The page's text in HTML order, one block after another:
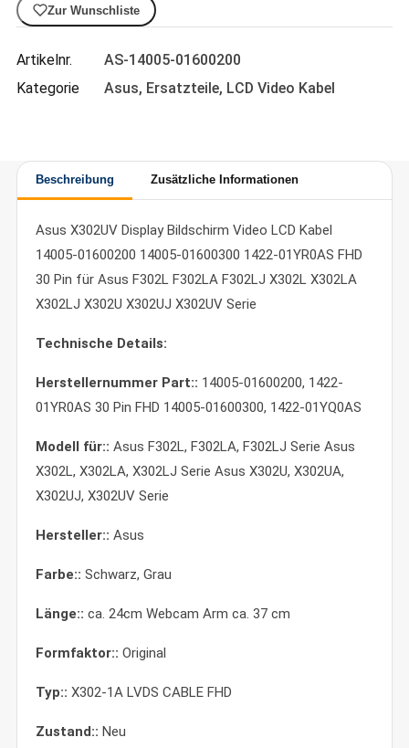
Zur Wunschliste
Artikelnr.
AS-14005-01600200
Kategorie
Asus, Ersatzteile, LCD Video Kabel
Beschreibung Zusätzliche Informationen
Asus X302UV Display Bildschirm Video LCD Kabel
14005-01600200 14005-01600300 1422-01YR0AS FHD
30 Pin für Asus F302L F302LA F302LJ X302L X302LA
X302LJ X302U X302UJ X302UV Serie
Technische Details:
Herstellernummer Part:: 14005-01600200, 1422-
01YR0AS 30 Pin FHD 14005-01600300, 1422-01YQ0AS
Modell für:: Asus F302L, F302LA, F302LJ Serie Asus
X302L, X302LA, X302LJ Serie Asus X302U, X302UA,
X302UJ, X302UV Serie
Hersteller:: Asus
Farbe:: Schwarz, Grau
Länge:: ca. 24cm Webcam Arm ca. 37 cm
Formfaktor:: Original
Typ:: X302-1A LVDS CABLE FHD
Zustand:: Neu